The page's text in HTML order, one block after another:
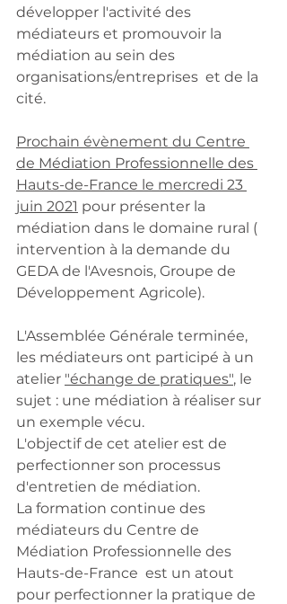
développer l'activité des
médiateurs et promouvoir la
médiation au sein des
organisations/entreprises  et de la
cité.
Prochain évènement du Centre
de Médiation Professionnelle des
Hauts-de-France le mercredi 23
juin 2021 pour présenter la
médiation dans le domaine rural (
intervention à la demande du
GEDA de l'Avesnois, Groupe de
Développement Agricole).
L'Assemblée Générale terminée,
les médiateurs ont participé à un
atelier "échange de pratiques", le
sujet : une médiation à réaliser sur
un exemple vécu.
L'objectif de cet atelier est de
perfectionner son processus
d'entretien de médiation.
La formation continue des
médiateurs du Centre de
Médiation Professionnelle des
Hauts-de-France  est un atout
pour perfectionner la pratique de